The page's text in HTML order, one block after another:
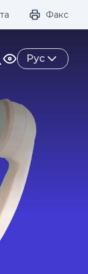
Факс
Рус